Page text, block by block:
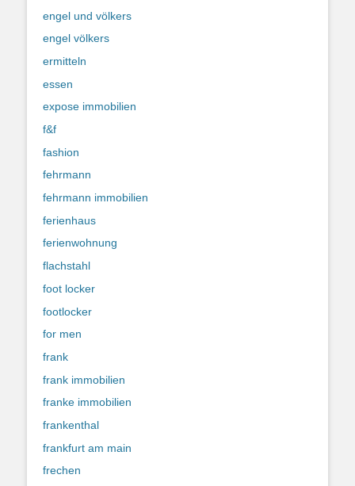
engel und völkers
engel völkers
ermitteln
essen
expose immobilien
f&f
fashion
fehrmann
fehrmann immobilien
ferienhaus
ferienwohnung
flachstahl
foot locker
footlocker
for men
frank
frank immobilien
franke immobilien
frankenthal
frankfurt am main
frechen